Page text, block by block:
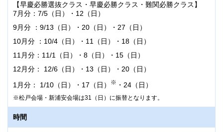
【早慶必勝選抜クラス・早慶必勝クラス・難関必勝クラス】
7月分：7/5（日）・12（日）
9月分 ：9/13（日）・20（日）・27（日）
10月分 ：10/4（日）・11（日）・18（日）
11月分：11/1（日）・8（日）・15（日）
12月分： 12/6（日）・13（日）・20（日）
1月分： 1/10（日）・17（日）
※ ・24（日）
松戸会場・新浦安会場は31（日）に振替となります。
時間